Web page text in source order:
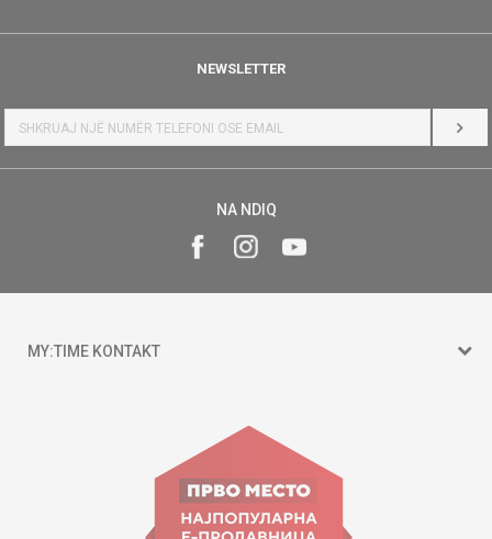
NEWSLETTER
HYR
NA NDIQ
MY:TIME KONTAKT
Goce Nikolovski 74 Shkup
contact@mytime.mk
Orari i punës: